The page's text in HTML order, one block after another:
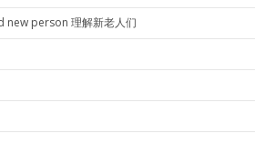
new person 理解新老人们